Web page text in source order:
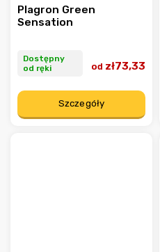
Plagron Green
Sensation
Dostępny
od ręki
od zł73,33
Szczegóły